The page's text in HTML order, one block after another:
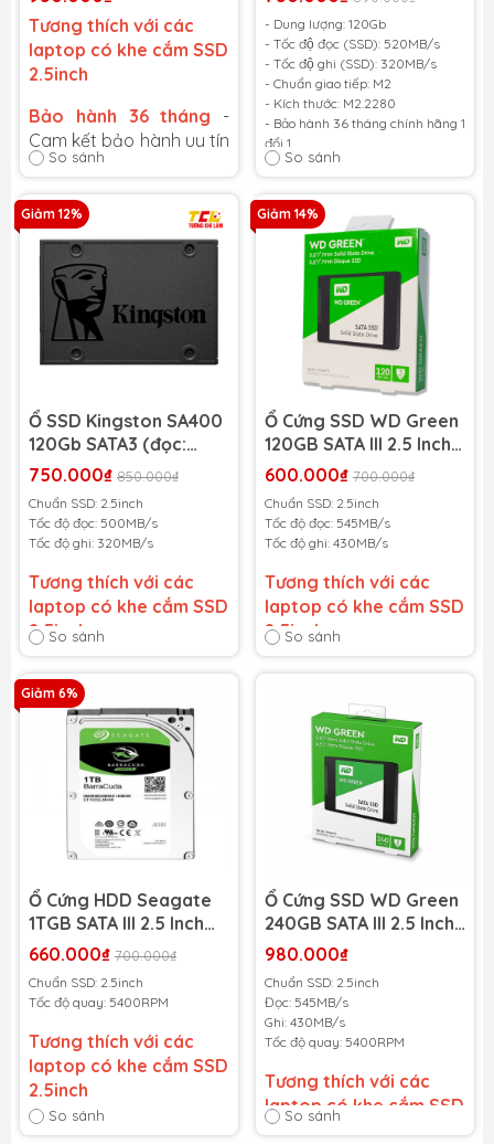
Tương thích với các
laptop có khe cắm SSD
2.5inch
Bảo hành 36 tháng -
Cam kết bảo hành uy tín
toàn quốc!
Lỗi 1 đổi 1 trong suốt thời
gian bảo hành
So sánh
320MB/s)
- Dung lượng: 120Gb
- Tốc độ đọc (SSD): 520MB/s
- Tốc độ ghi (SSD): 320MB/s
- Chuẩn giao tiếp: M2
- Kích thước: M2.2280
- Bảo hành 36 tháng chính hãng 1
đổi 1
- Giá trên chưa bao gồm lắp và
cài win
So sánh
Giảm 12%
Ổ SSD Kingston SA400
120Gb SATA3 (đọc:
500MB/s /ghi:
750.000₫ 850.000₫
Chuẩn SSD: 2.5inch
Tốc độ đọc: 500MB/s
Tốc độ ghi: 320MB/s
Tương thích với các
laptop có khe cắm SSD
2.5inch
Bảo hành 36 tháng-
Cam kết bảo hành uy tín
toàn quốc!
Lỗi 1 đổi 1 trong suốt thời
gian bảo hành
So sánh
Giảm 14%
Ổ Cứng SSD WD Green
120GB SATA III 2.5 Inch
(WDS120G2G0A) (Đọc
430MB/s)
600.000₫ 700.000₫
Chuẩn SSD: 2.5inch
Tốc độ đọc: 545MB/s
Tốc độ ghi: 430MB/s
Tương thích với các
laptop có khe cắm SSD
2.5inch
Bảo hành 36 tháng-
toàn quốc!
Lỗi 1 đổi 1 trong suốt thời
gian bảo hành
So sánh
Giảm 6%
Ổ Cứng HDD Seagate
1TGB SATA III 2.5 Inch
(Tốc Độ 5400 RPM)
660.000₫ 700.000₫
Chuẩn SSD: 2.5inch
Tốc độ quay: 5400RPM
Tương thích với các
laptop có khe cắm SSD
2.5inch
Bảo hành 36 tháng-
So sánh
Ổ Cứng SSD WD Green
240GB SATA III 2.5 Inch
(WDS240G3G0A) (Đọc
430MB/s)
980.000₫
Chuẩn SSD: 2.5inch
Đọc: 545MB/s
Ghi: 430MB/s
Tốc độ quay: 5400RPM
Tương thích với các
laptop có khe cắm SSD
2.5inch
So sánh